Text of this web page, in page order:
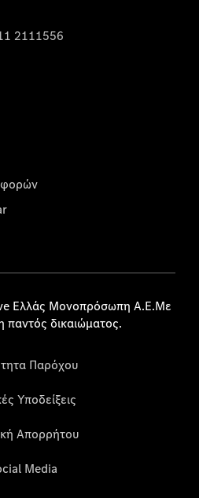
2111556
Ελλάς Μονοπρόσωπη Α.Ε.Με
παντός δικαιώματος.
Παρόχου
Υποδείξεις
Απορρήτου
Media